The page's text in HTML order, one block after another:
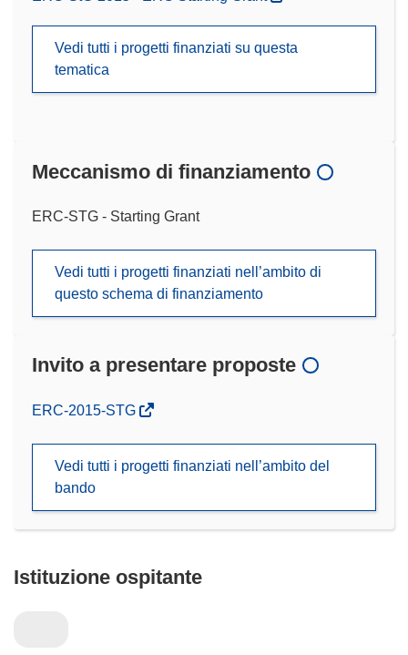
Vedi tutti i progetti finanziati su questa
tematica
Meccanismo di finanziamento
ERC-STG - Starting Grant
Vedi tutti i progetti finanziati nell’ambito di
questo schema di finanziamento
Invito a presentare proposte
(si
nuova
ERC-2015-STG
Vedi tutti i progetti finanziati nell’ambito del
bando
Istituzione ospitante